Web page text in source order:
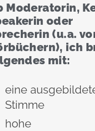
Moderatorin,
oder
(u.a.
ich
mit:
eine
Stimme
hohe